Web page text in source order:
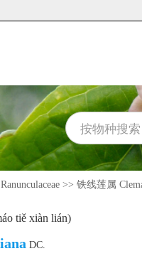
>> 铁线莲属
tiě xiàn lián)
DC.